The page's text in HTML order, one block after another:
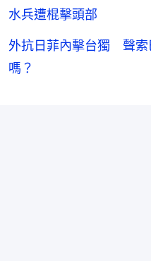
水兵遭棍擊頭部
外抗日菲內擊台獨 聲索
嗎？